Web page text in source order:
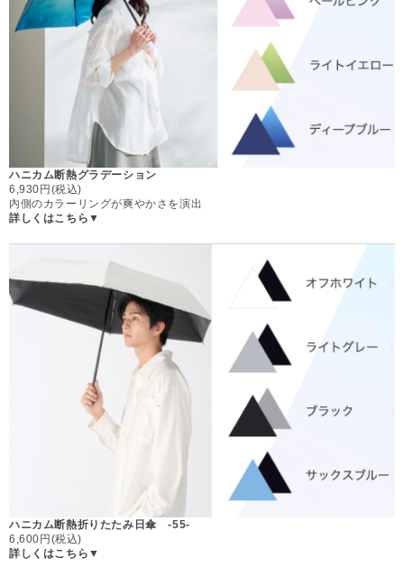
ハニカム断熱グラデーション
6,930円(税込)
内側のカラーリングが爽やかさを演出
詳しくはこちら▼
ハニカム断熱折りたたみ日傘 -55-
6,600円(税込)
詳しくはこちら▼